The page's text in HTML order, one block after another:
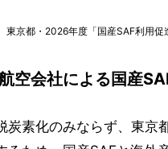
東京都・2026年度「国産SAF利用促
空会社による国産
炭素化のみならず、東